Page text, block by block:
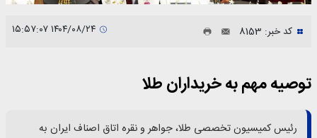
کد خبر: 8153
توصیه مهم به خریداران طلا
رئیس کمیسیون تخصصی طلا، جواهر و نقره اتاق اصناف ایران به